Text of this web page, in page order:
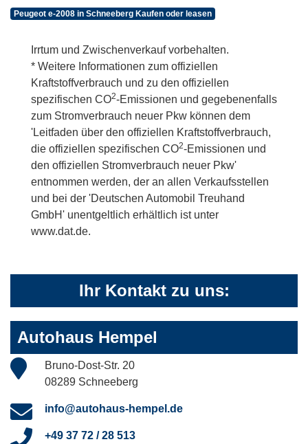
Peugeot e-2008 in Schneeberg Kaufen oder leasen
Irrtum und Zwischenverkauf vorbehalten.
* Weitere Informationen zum offiziellen
Kraftstoffverbrauch und zu den offiziellen
spezifischen CO2-Emissionen und gegebenenfalls
zum Stromverbrauch neuer Pkw können dem
'Leitfaden über den offiziellen Kraftstoffverbrauch,
die offiziellen spezifischen CO2-Emissionen und
den offiziellen Stromverbrauch neuer Pkw'
entnommen werden, der an allen Verkaufsstellen
und bei der 'Deutschen Automobil Treuhand
GmbH' unentgeltlich erhältlich ist unter
www.dat.de.
Ihr Kontakt zu uns:
Autohaus Hempel
Bruno-Dost-Str. 20
08289 Schneeberg
info@autohaus-hempel.de
+49 37 72 / 28 513